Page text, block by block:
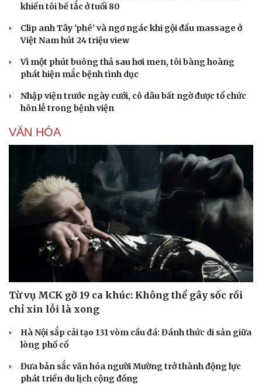
Dinh dưỡng - món ngon
Cây thuốc
Sản phụ khoa
Nhi khoa
Làm đẹp - giảm cân
Phòng mạch online
Nhà đẹp
Tình yêu - Gia đình
khiến tôi bế tắc ở tuổi 80
Clip anh Tây 'phê' và ngơ ngác khi gội đầu massage ở
Việt Nam hút 24 triệu view
Vì một phút buông thả sau hơi men, tôi bàng hoàng
phát hiện mắc bệnh tình dục
Nhập viện trước ngày cưới, cô dâu bất ngờ được tổ chức
hôn lễ trong bệnh viện
VĂN HÓA
Từ vụ MCK gỡ 19 ca khúc: Không thể gây sốc rồi
chỉ xin lỗi là xong
Hà Nội sắp cải tạo 131 vòm cầu đá: Đánh thức di sản giữa
lòng phố cổ
Đưa bản sắc văn hóa người Mường trở thành động lực
phát triển du lịch cộng đồng